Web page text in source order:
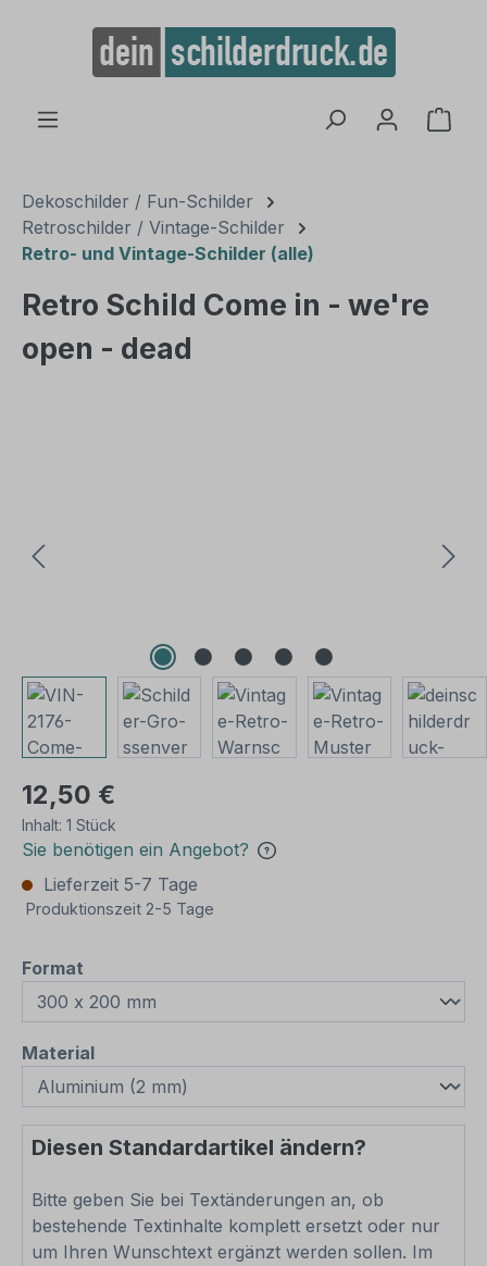
springen
Dekoschilder / Fun-Schilder
Retroschilder / Vintage-Schilder
Retro- und Vintage-Schilder (alle)
Retro Schild Come in - we're
open - dead
12,50 €
Inhalt: 1 Stück
Sie benötigen ein Angebot?
Lieferzeit 5-7 Tage
Produktionszeit 2-5 Tage
Format
Materialauswählen
Diesen Standardartikel ändern?
Bitte geben Sie bei Textänderungen an, ob
bestehende Textinhalte komplett ersetzt oder nur
um Ihren Wunschtext ergänzt werden sollen. Im